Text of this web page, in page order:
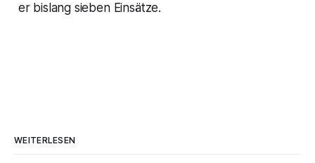
er bislang sieben Einsätze.
WEITERLESEN